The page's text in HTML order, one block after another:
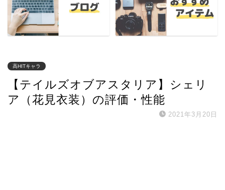
高HITキャラ
【テイルズオブアスタリア】シェリ
ア（花見衣装）の評価・性能
2021年3月20日